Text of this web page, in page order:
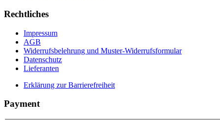
Rechtliches
Impressum
AGB
Widerrufsbelehrung und Muster-Widerrufsformular
Datenschutz
Lieferanten
Erklärung zur Barrierefreiheit
Payment